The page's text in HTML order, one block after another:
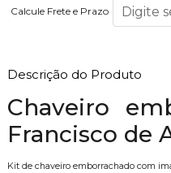
Calcule Frete e Prazo
Descrição do Produto
Chaveiro
Francisco de
Kit de chaveiro emborrachado com